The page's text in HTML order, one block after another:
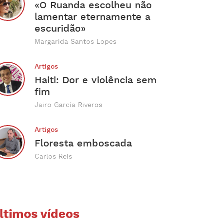
«O Ruanda escolheu não
lamentar eternamente a
escuridão»
Margarida Santos Lopes
Artigos
Haiti: Dor e violência sem
fim
Jairo García Riveros
Artigos
Floresta emboscada
Carlos Reis
vídeos